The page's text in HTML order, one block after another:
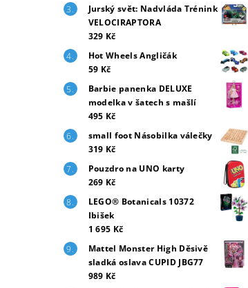
Jurský svět: Nadvláda Trénink
VELOCIRAPTORA
329 Kč
Hot Wheels Angličák
59 Kč
Barbie panenka DELUXE
modelka v šatech s mašlí
495 Kč
small foot Násobilka válečky
319 Kč
Pouzdro na UNO karty
269 Kč
LEGO® Botanicals 10372
Ibišek
1 695 Kč
Mattel Monster High Děsivě
sladká oslava CUPID JBG77
989 Kč